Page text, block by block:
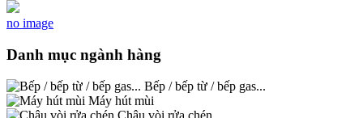
no image
Danh mục ngành hàng
Bếp / bếp từ / bếp gas...
Máy hút mùi
Chậu vòi rửa chén